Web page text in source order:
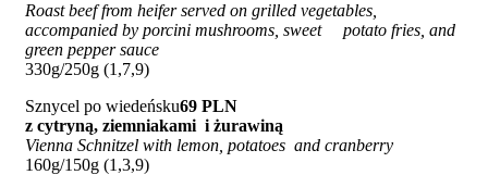
Roast beef from heifer served on grilled vegetables,
accompanied by porcini mushrooms, sweet potato fries, and
green pepper sauce
330g/250g (1,7,9)
Sznycel po wiedeńsku69 PLN
z cytryną, ziemniakami i żurawiną
Vienna Schnitzel with lemon, potatoes and cranberry
160g/150g (1,3,9)